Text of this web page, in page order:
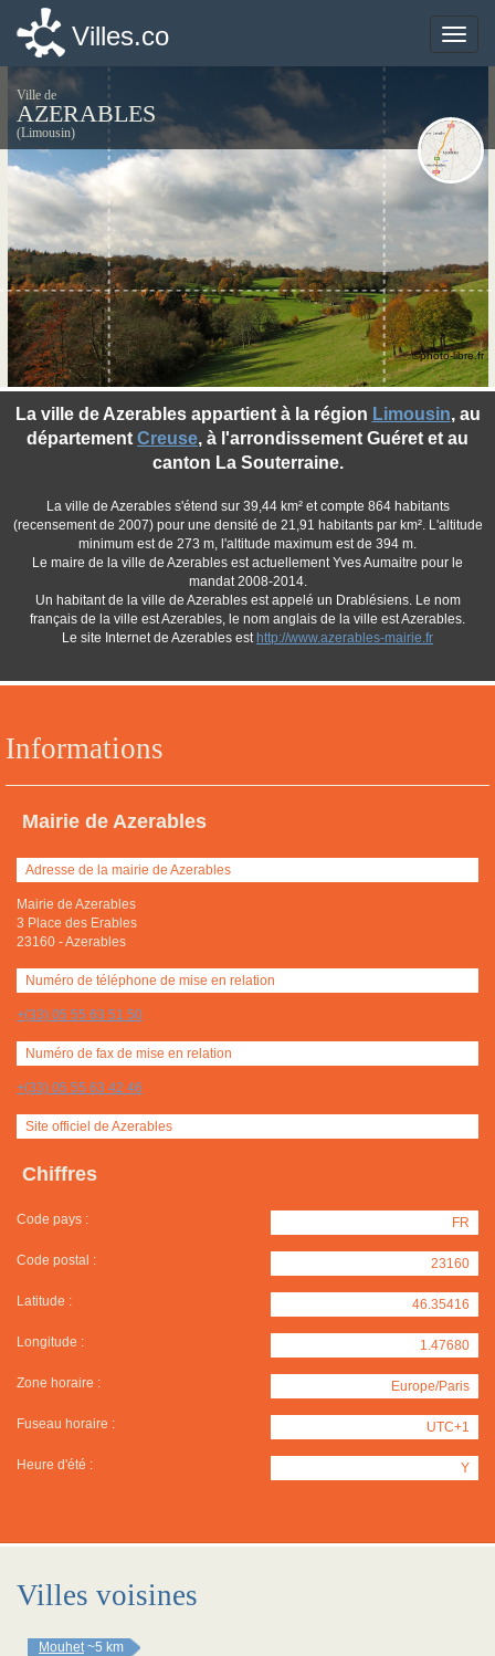
Toggle
Villes.co
Ville de
AZERABLES
(Limousin)
Informations
Mairie de Azerables
Adresse de la mairie de Azerables
Mairie de Azerables
3 Place des Erables
23160 -Azerables
Numéro de téléphone de mise en relation
+(33) 05 55 63 51 50
Numéro de fax de mise en relation
+(33) 05 55 63 42 46
Site officiel de Azerables
Chiffres
Code pays : FR
Code postal : 23160
Latitude : 46.35416
Longitude : 1.47680
Zone horaire : Europe/Paris
Fuseau horaire : UTC+1
Heure d'été : Y
La ville de Azerables appartient à la région Limousin, au
département Creuse, à l'arrondissement Guéret et au
canton La Souterraine.
La ville de Azerables s'étend sur 39,44 km² et compte 864 habitants
(recensement de 2007) pour une densité de 21,91 habitants par km². L'altitude
minimum est de 273 m, l'altitude maximum est de 394 m.
Le maire de la ville de Azerables est actuellement Yves Aumaitre pour le
mandat 2008-2014.
Un habitant de la ville de Azerables est appelé un Drablésiens. Le nom
français de la ville est Azerables, le nom anglais de la ville est Azerables.
Le site Internet de Azerables est http://www.azerables-mairie.fr
©photo-libre.fr
Villes voisines
Mouhet ~5 km
Toggle
Villes.co